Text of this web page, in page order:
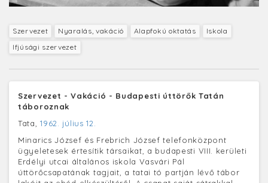
Szervezet Nyaralás, vakáció Alapfokú oktatás
Iskola
Ifjúsági szervezet
Szervezet - Vakáció - Budapesti úttörők Tatán
táboroznak
Tata,1962. július 12.
Minarics József és Frebrich József telefonközpont
ügyeletesek értesítik társaikat, a budapesti VIII. kerületi
Erdélyi utcai általános iskola Vasvári Pál
úttörőcsapatának tagjait, a tatai tó partján lévő tábor